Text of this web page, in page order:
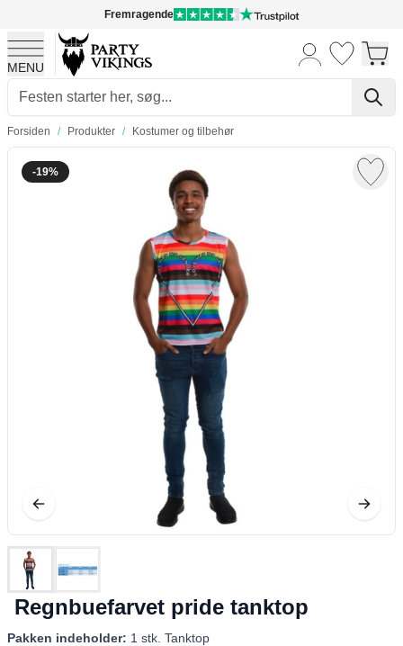
Fremragende
MENU
Skip to Content
Forsiden / Produkter / Kostumer og tilbehør
-19%
Regnbuefarvet pride tanktop
Pakken indeholder: 1 stk. Tanktop